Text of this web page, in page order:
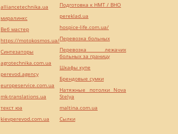
alliancetechnika.ua
миралинкс
Веб мастер
https://motokosmos.ua/
Синтезаторы
agrotechnika.com.ua
perevod.agency
europeservice.com.ua
mk-translations.ua
текст юа
kievperevod.com.ua
Подготовка к НМТ / ВНО
pereklad.ua
hospice-life.com.ua/
Перевозка больных
Перевозка лежачих
больных за границу
Шкафы купе
Брендовые сумки
Натяжные потолки Nova
Stelya
maltina.com.ua
Cылки